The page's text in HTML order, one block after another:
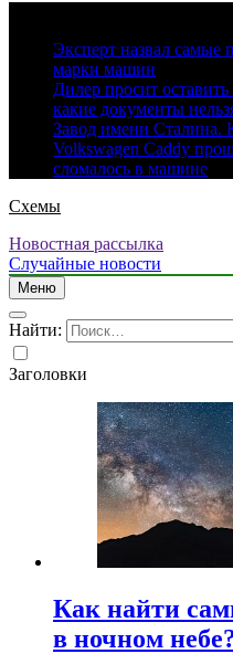
Эксперт назвал самые
марки машин
Дилер просит
какие документы
Завод имени Сталина.
Volkswagen Caddy
сломалось в машине
Схемы
Новостная рассылка
Случайные новости
Меню
Найти:
Заголовки
Как найти
в ночном